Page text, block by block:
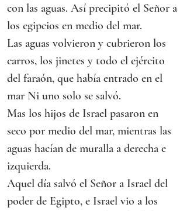
con las aguas. Así precipitó el Señor a
los egipcios en medio del mar.
Las aguas volvieron y cubrieron los
carros, los jinetes y todo el ejército
del faraón, que había entrado en el
mar Ni uno solo se salvó.
Mas los hijos de Israel pasaron en
seco por medio del mar, mientras las
aguas hacían de muralla a derecha e
izquierda.
Aquel día salvó el Señor a Israel del
poder de Egipto, e Israel vio a los